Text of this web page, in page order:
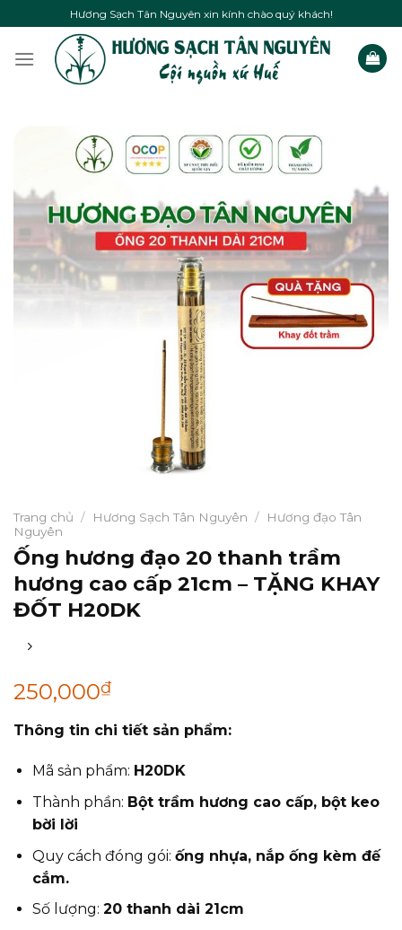
to
content
Hương Sạch Tân Nguyên xin kính chào quý khách!
Trang chủ / Hương Sạch Tân Nguyên /
Hương đạo Tân
Nguyên
Ống hương đạo 20 thanh trầm
hương cao cấp 21cm – TẶNG KHAY
ĐỐT H20DK
250,000₫
Thông tin chi tiết sản phẩm:
Mã sản phẩm: H20DK
Thành phần: Bột trầm hương cao cấp, bột keo
bời lời
Quy cách đóng gói: ống nhựa, nắp ống kèm đế
cắm.
Số lượng: 20 thanh dài 21cm